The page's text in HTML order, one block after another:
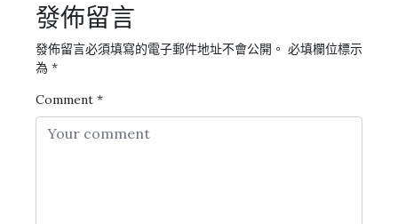
發佈留言
發佈留言必須填寫的電子郵件地址不會公開。 必填欄位標示
為 *
Comment *